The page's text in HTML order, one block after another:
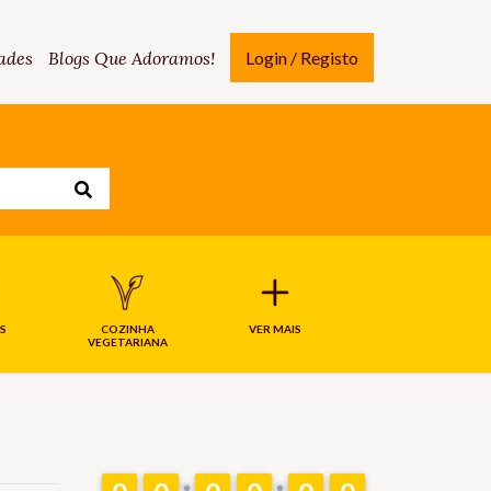
Blogs Que Adoramos! Login / Registo
COZINHA
VEGETARIANA
VER MAIS